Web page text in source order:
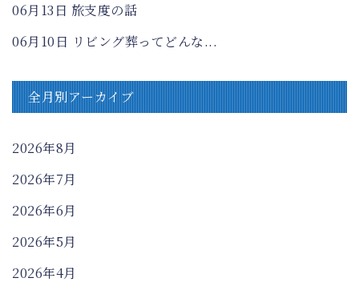
06月13日 旅支度の話
06月10日 リビング葬ってどんな...
全月別アーカイブ
2026年8月
2026年7月
2026年6月
2026年5月
2026年4月